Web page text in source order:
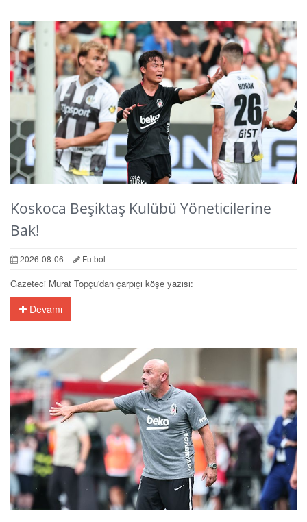
Koskoca Beşiktaş Kulübü Yöneticilerine
Bak!
2026-08-06 Futbol
Gazeteci Murat Topçu'dan çarpıçı köşe yazısı:
Devamı